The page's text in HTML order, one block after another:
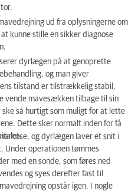
ud fra oplysningerne om
kunne stille en sikker diagnose
dyrlægen på at genoprette
og man giver
tilstand er tilstrækkelig stabil,
vende mavesækken tilbage til sin
så hurtigt som muligt for at lette
Dette sker normalt inden for få
og dyrlægen laver et snit i
Under operationen tømmes
med en sonde, som føres ned
og syes derefter fast til
opstår igen. I nogle